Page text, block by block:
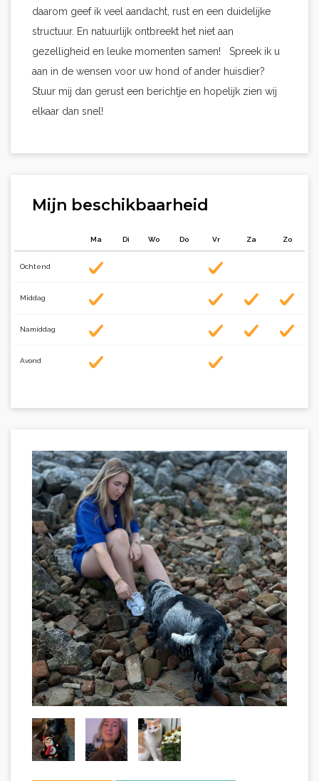
daarom geef ik veel aandacht, rust en een duidelijke
structuur. En natuurlijk ontbreekt het niet aan
gezelligheid en leuke momenten samen! Spreek ik u
aan in de wensen voor uw hond of ander huisdier?
Stuur mij dan gerust een berichtje en hopelijk zien wij
elkaar dan snel!
Mijn beschikbaarheid
Ma Di Wo Do Vr Za Zo
Ochtend
Middag
Namiddag
Avond